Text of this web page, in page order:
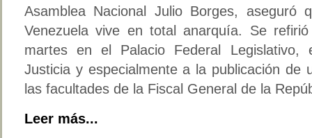
Asamblea Nacional Julio Borges, aseguró
Venezuela vive en total anarquía. Se
martes en el Palacio Federal Legislativo,
Justicia y especialmente a la publicación de
las facultades de la Fiscal General de la
Leer más...